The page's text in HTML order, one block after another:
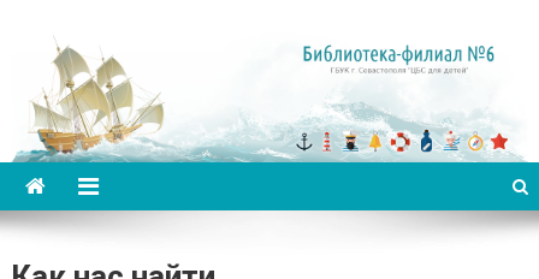
Библиотека-филиал №6 для
детей